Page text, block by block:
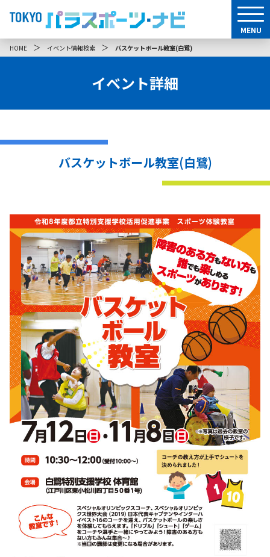
MENU
HOME ＞ イベント情報検索 ＞ バスケットボール教室(白鷺)
イベント詳細
バスケットボール教室(白鷺)